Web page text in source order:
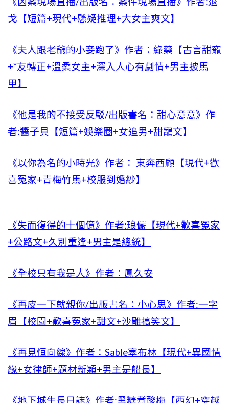
戈【短篇+現代+懸疑推理+大女主爽文】
《夫人跟老爺的小妾跑了》作者：綠藥【古言甜寵
+*友轉正+溫柔女主+深入人心有劇情+男主披馬
甲】
《他是我的不接受反駁/出版書名：甜心意意》作
者:醬子貝【短篇+娛樂圈+女追男+甜寵文】
《以你為名的小時光》作者： 東奔西顧【現代+歡
喜冤家+青梅竹馬+校服到婚紗】
《失而復得的十個億》作者:琅儼【現代+歡喜冤家
+公路文+久別重逢+男主是總統】
《全校只有我是人》作者：鳳久安
《再皮一下就親你/出版書名：小心思》作者:一字
眉【校園+歡喜冤家+甜文+沙雕搞笑文】
《再見恒向線》作者：Sable塞布林【現代+異國情
緣+女律師+題材新穎+男主是船長】
《地下城生長日誌》作者:黑糖煮酸梅【西幻+穿越